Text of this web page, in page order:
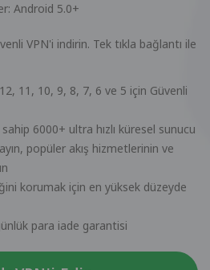
Android 5.0+
VPN'i indirin. Tek tıkla bağlantı ile
11, 10, 9, 8, 7, 6 ve 5 için Güvenli
sahip 6000+ ultra hızlı küresel sunucu
popüler akış hizmetlerinin ve
korumak için en yüksek düzeyde
para iade garantisi